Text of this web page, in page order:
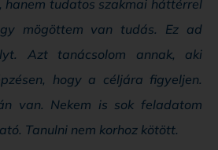
tudatos szakmai háttérrel
mögöttem van tudás. Ez ad
Azt tanácsolom annak, aki
hogy a céljára figyeljen.
van. Nekem is sok feladatom
Tanulni nem korhoz kötött.